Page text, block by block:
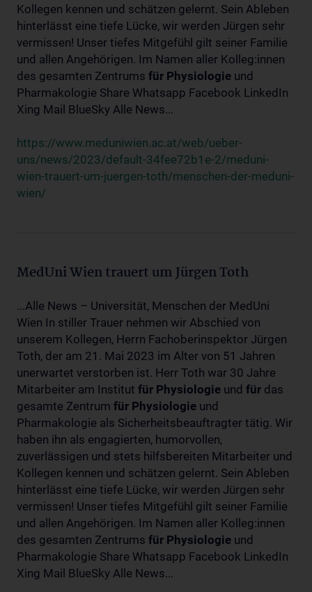
Kollegen kennen und schätzen gelernt. Sein Ableben
hinterlässt eine tiefe Lücke, wir werden Jürgen sehr
vermissen! Unser tiefes Mitgefühl gilt seiner Familie
und allen Angehörigen. Im Namen aller Kolleg:innen
des gesamten Zentrums für Physiologie und
Pharmakologie Share Whatsapp Facebook LinkedIn
Xing Mail BlueSky Alle News...
https://www.meduniwien.ac.at/web/ueber-
uns/news/2023/default-34fee72b1e-2/meduni-
wien-trauert-um-juergen-toth/menschen-der-meduni-
wien/
MedUni Wien trauert um Jürgen Toth
...Alle News – Universität, Menschen der MedUni
Wien In stiller Trauer nehmen wir Abschied von
unserem Kollegen, Herrn Fachoberinspektor Jürgen
Toth, der am 21. Mai 2023 im Alter von 51 Jahren
unerwartet verstorben ist. Herr Toth war 30 Jahre
Mitarbeiter am Institut für Physiologie und für das
gesamte Zentrum für Physiologie und
Pharmakologie als Sicherheitsbeauftragter tätig. Wir
haben ihn als engagierten, humorvollen,
zuverlässigen und stets hilfsbereiten Mitarbeiter und
Kollegen kennen und schätzen gelernt. Sein Ableben
hinterlässt eine tiefe Lücke, wir werden Jürgen sehr
vermissen! Unser tiefes Mitgefühl gilt seiner Familie
und allen Angehörigen. Im Namen aller Kolleg:innen
des gesamten Zentrums für Physiologie und
Pharmakologie Share Whatsapp Facebook LinkedIn
Xing Mail BlueSky Alle News...